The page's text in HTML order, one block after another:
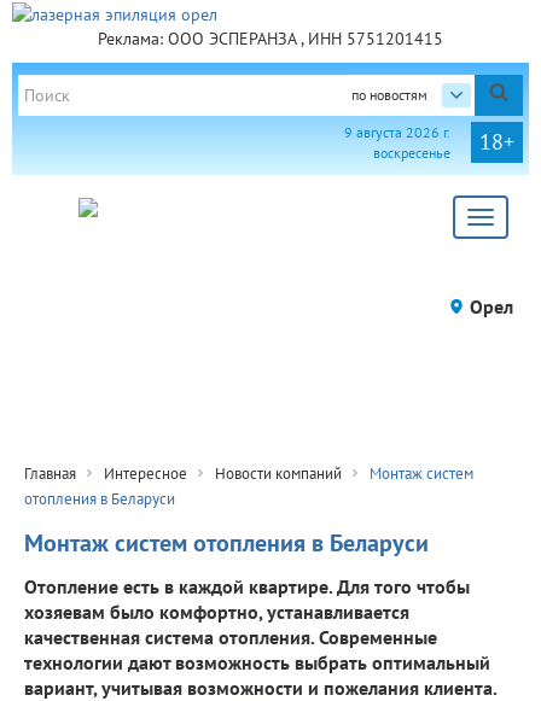
Реклама: ООО ЭСПЕРАНЗА , ИНН 5751201415
по новостям
18+
9 августа 2026 г.
воскресенье
Toggle
Орел
Главная Интересное Новости компаний
Монтаж систем
отопления в Беларуси
Монтаж систем отопления в Беларуси
Отопление есть в каждой квартире. Для того чтобы
хозяевам было комфортно, устанавливается
качественная система отопления. Современные
технологии дают возможность выбрать оптимальный
вариант, учитывая возможности и пожелания клиента.